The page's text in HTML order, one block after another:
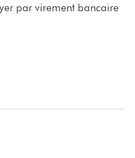
par virement bancaire